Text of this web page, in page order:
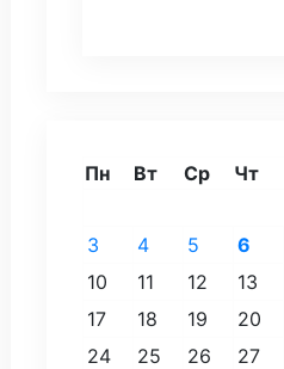
Пн Вт Ср Чт
3
4 5 6
10
11 12 13
17
18 19 20
24
25 26 27